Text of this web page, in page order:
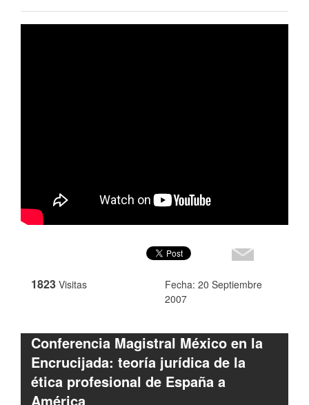
1823 Visitas
Fecha: 20 Septiembre
2007
Conferencia Magistral México en la
Encrucijada: teoría jurídica de la
ética profesional de España a
América